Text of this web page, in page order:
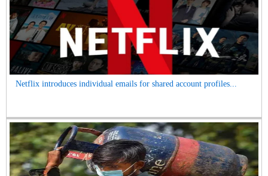
Netflix introduces individual emails for shared account profiles...